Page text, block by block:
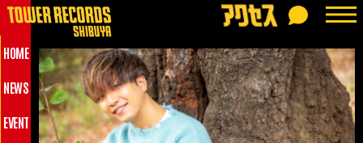
HOME
NEWS
EVENT